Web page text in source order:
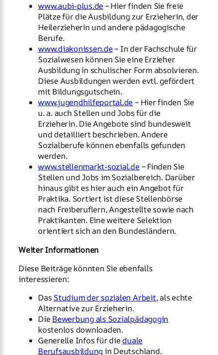
www.aubi-plus.de – Hier finden Sie freie
Plätze für die Ausbildung zur Erzieherin, der
Heilerzieherin und andere pädagogische
Berufe.
www.diakonissen.de– In der Fachschule für
Sozialwesen können Sie eine Erzieher
Ausbildung in schulischer Form absolvieren.
Diese Ausbildungen werden evtl. gefördert
mit Bildungsgutschein.
www.jugendhilfeportal.de – Hier finden Sie
u. a. auch Stellen und Jobs für die
Erzieherin. Die Angebote sind bundesweit
und detailliert beschrieben. Andere
Sozialberufe können ebenfalls gefunden
werden.
www.stellenmarkt-sozial.de – Finden Sie
Stellen und Jobs im Sozialbereich. Darüber
hinaus gibt es hier auch ein Angebot für
Praktika. Sortiert ist diese Stellenbörse
nach Freiberuflern, Angestellte sowie nach
Praktikanten. Eine weitere Selektion
orientiert sich an den Bundesländern.
Weiter Informationen
Diese Beiträge könnten Sie ebenfalls
interessieren:
Das Studium der sozialen Arbeit, als echte
Alternative zur Erzieherin.
Die Bewerbung als Sozialpädagogin
kostenlos downloaden.
Generelle Infos für die duale
Berufsausbildungin Deutschland.